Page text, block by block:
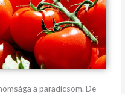
a paradicsom. De